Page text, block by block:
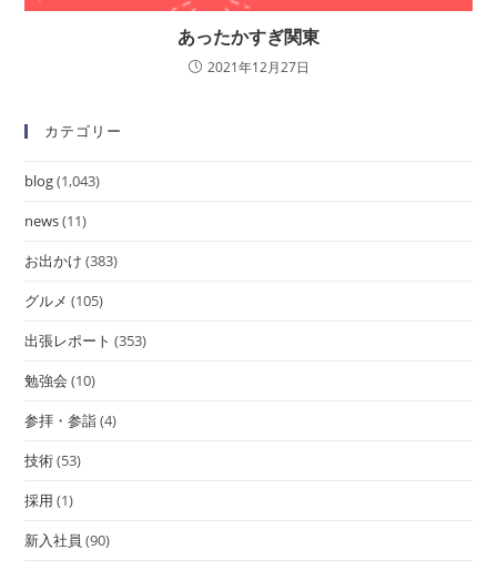
あったかすぎ関東
2021年12月27日
カテゴリー
blog(1,043)
news(11)
お出かけ (383)
グルメ (105)
出張レポート (353)
勉強会 (10)
参拝・参詣(4)
技術(53)
採用 (1)
新入社員 (90)